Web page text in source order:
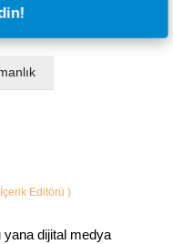
Editörü )
yana dijital medya